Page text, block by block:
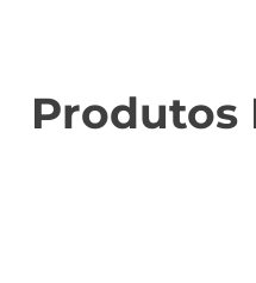
Produtos